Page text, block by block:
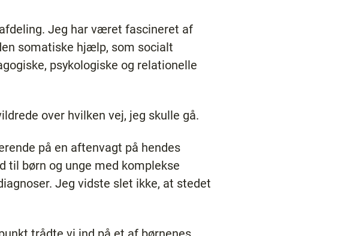
Jeg har været fascineret af
somatiske hjælp, som socialt
psykologiske og relationelle
over hvilken vej, jeg skulle gå.
på en aftenvagt på hendes
til børn og unge med komplekse
Jeg vidste slet ikke, at stedet